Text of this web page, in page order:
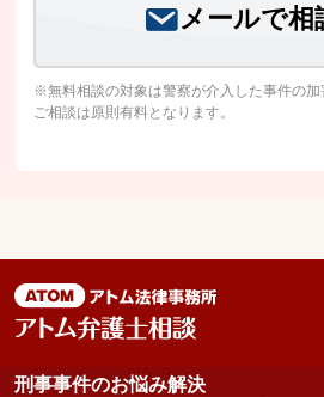
メールで相
※無料相談の対象は警察が介入した事件の
ご相談は原則有料となります。
刑事事件のお悩み解決